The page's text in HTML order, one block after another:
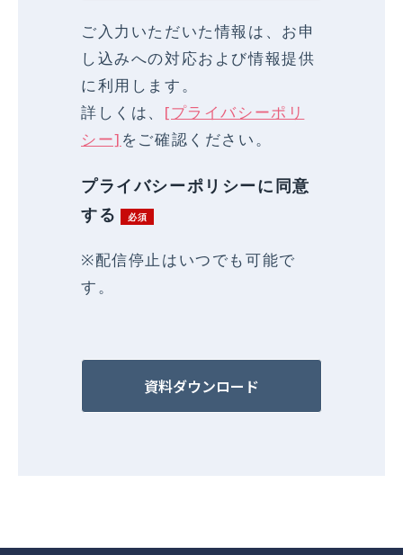
ご入力いただいた情報は、お申
し込みへの対応および情報提供
に利用します。
詳しくは、 [プライバシーポリ
シー] をご確認ください。
プライバシーポリシーに同意
する
※配信停止はいつでも可能で
す。
資料ダウンロード